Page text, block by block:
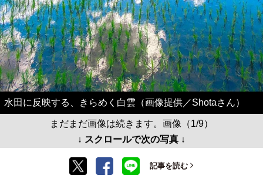
水田に反映する、きらめく白雲（画像提供／Shotaさん）
まだまだ画像は続きます。画像（1/9）
↓ スクロールで次の写真 ↓
記事を読む